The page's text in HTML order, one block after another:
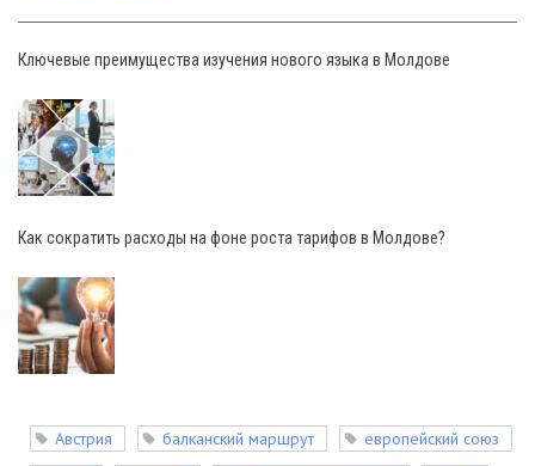
Ключевые преимущества изучения нового языка в Молдове
Как сократить расходы на фоне роста тарифов в Молдове?
Австрия балканский маршрут
европейский союз